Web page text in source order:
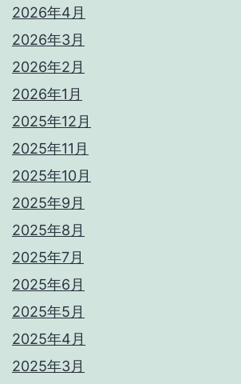
2026年4月
2026年3月
2026年2月
2026年1月
2025年12月
2025年11月
2025年10月
2025年9月
2025年8月
2025年7月
2025年6月
2025年5月
2025年4月
2025年3月